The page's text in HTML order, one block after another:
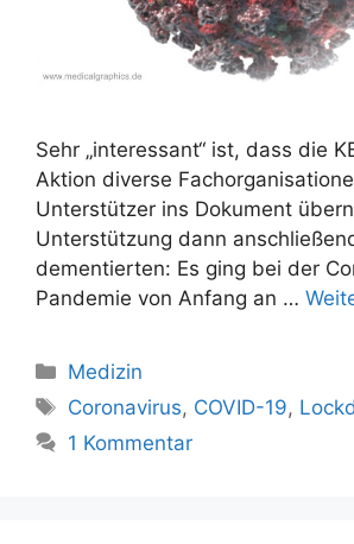
Sehr „interessant“ ist, dass die
Aktion diverse
Unterstützer ins Dokument
Unterstützung dann
dementierten: Es ging bei der
Pandemie von Anfang an …
Kategorien
Medizin
Schlagwörter
Coronavirus, COVID-19,
1 Kommentar